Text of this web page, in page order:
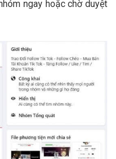
ngay hoặc chờ duyệt